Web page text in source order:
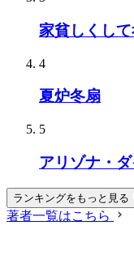
家貧しくし
4
夏炉冬扇
5
アリゾナ・
ランキングをもっと見る
著者一覧はこちら